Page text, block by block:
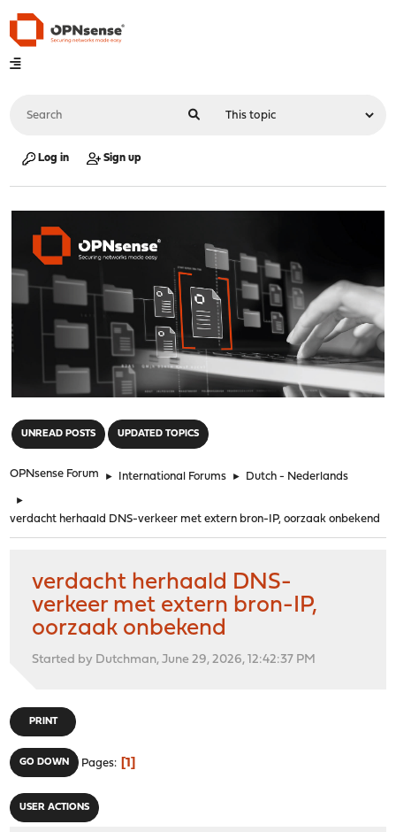
Log in Sign up
UNREAD POSTS UPDATED TOPICS
OPNsense Forum ► International Forums ► Dutch - Nederlands
►
verdacht herhaald DNS-verkeer met extern bron-IP, oorzaak onbekend
verdacht herhaald DNS-
verkeer met extern bron-IP,
oorzaak onbekend
Started by Dutchman, June 29, 2026, 12:42:37 PM
PRINT
GO DOWN Pages 1
USER ACTIONS